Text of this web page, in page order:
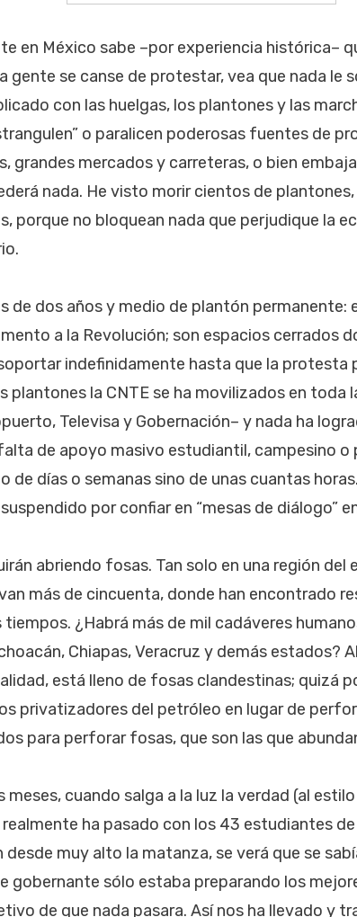
en México sabe –por experiencia histórica–
gente se canse de protestar, vea que nada le
con las huelgas, los plantones y las
o paralicen poderosas fuentes de
grandes mercados y carreteras, o bien
nada. He visto morir cientos de plantones,
porque no bloquean nada que perjudique la
de dos años y medio de plantón permanente:
a la Revolución; son espacios cerrados
indefinidamente hasta que la protesta
plantones la CNTE se ha movilizados en toda
Televisa y Gobernación– y nada ha
de apoyo masivo estudiantil, campesino o
de días o semanas sino de unas cuantas
por confiar en “mesas de diálogo”
abriendo fosas. Tan solo en una región del
más de cincuenta, donde han encontrado
¿Habrá más de mil cadáveres
Chiapas, Veracruz y demás estados?
está lleno de fosas clandestinas; quizá
privatizadores del petróleo en lugar de
para perforar fosas, que son las que
meses, cuando salga a la luz la verdad (al
ha pasado con los 43 estudiantes
desde muy alto la matanza, se verá que se
gobernante sólo estaba preparando los
de que nada pasara. Así nos ha llevado y